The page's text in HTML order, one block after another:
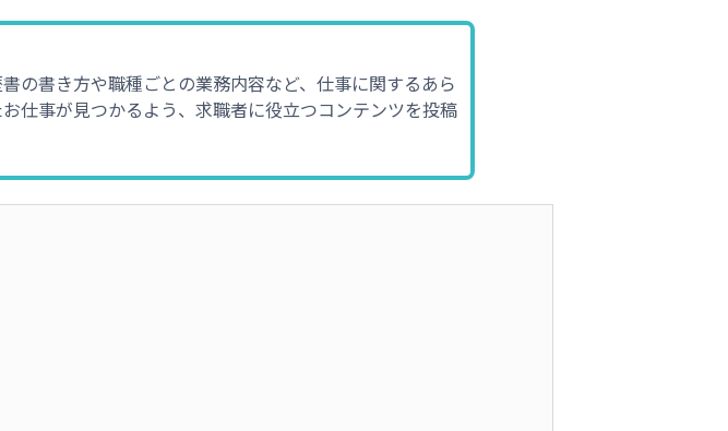
の書き方や職種ごとの業務内容など、仕事に関するあら
仕事が見つかるよう、求職者に役立つコンテンツを投稿